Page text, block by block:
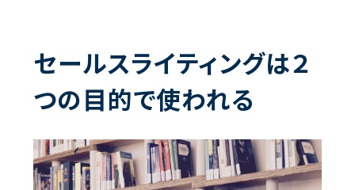
セールスライティングは２
つの目的で使われる